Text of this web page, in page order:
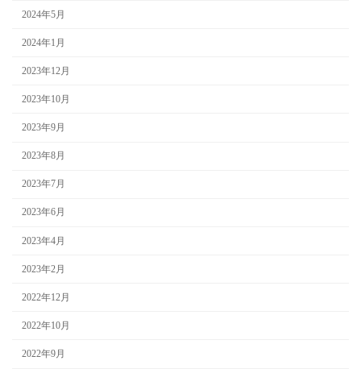
2024年5月
2024年1月
2023年12月
2023年10月
2023年9月
2023年8月
2023年7月
2023年6月
2023年4月
2023年2月
2022年12月
2022年10月
2022年9月